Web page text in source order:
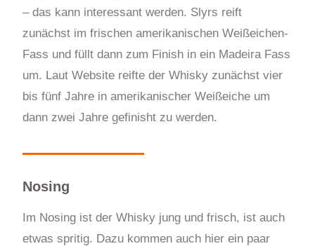
– das kann interessant werden. Slyrs reift
zunächst im frischen amerikanischen Weißeichen-
Fass und füllt dann zum Finish in ein Madeira Fass
um. Laut Website reifte der Whisky zunächst vier
bis fünf Jahre in amerikanischer Weißeiche um
dann zwei Jahre gefinisht zu werden.
Nosing
Im Nosing ist der Whisky jung und frisch, ist auch
etwas spritig. Dazu kommen auch hier ein paar